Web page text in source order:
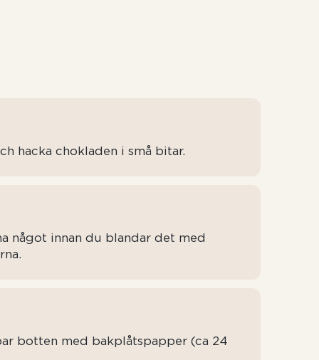
hacka chokladen i små bitar.
något innan du blandar det med
botten med bakplåtspapper (ca 24